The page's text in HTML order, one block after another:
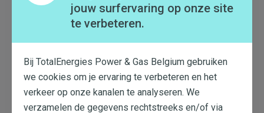
Wat te onthouden
je verbruikt tot 25% minder energie
Niet voor kleine verbruikers: minstens
900 m3 aardgas en 3.500 kWh elektriciteit
per jaar
jouw surfervaring op onze site
te verbeteren.
Bij TotalEnergies Power & Gas Belgium gebruiken
we cookies om je ervaring te verbeteren en het
verkeer op onze kanalen te analyseren. We
verzamelen de gegevens rechtstreeks en/of via